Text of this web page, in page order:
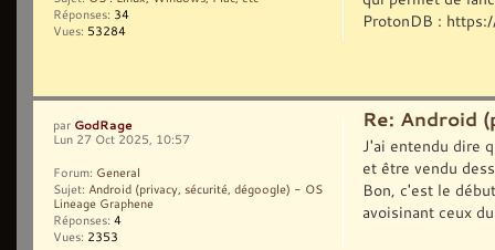
ProtonDB :
Réponses: 34
Vues: 53284
Re: Android
J'ai entendu dire
et être vendu
Bon, c'est le
avoisinant ceux
par GodRage
Lun 27 Oct 2025, 10:57
Forum: General
Sujet: Android (privacy, sécurité, dégoogle) - OS
Lineage Graphene
Réponses: 4
Vues: 2353